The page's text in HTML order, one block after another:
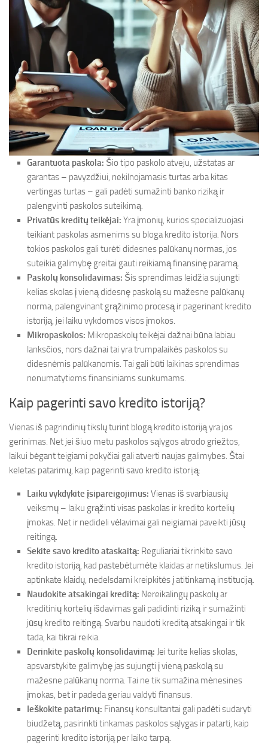
Garantuota paskola: Šio tipo paskolo atveju, užstatas ar
garantas – pavyzdžiui, nekilnojamasis turtas arba kitas
vertingas turtas – gali padėti sumažinti banko riziką ir
palengvinti paskolos suteikimą.
Privatūs kreditų teikėjai: Yra įmonių, kurios specializuojasi
teikiant paskolas asmenims su bloga kredito istorija. Nors
tokios paskolos gali turėti didesnes palūkanų normas, jos
suteikia galimybę greitai gauti reikiamą finansinę paramą.
Paskolų konsolidavimas: Šis sprendimas leidžia sujungti
kelias skolas į vieną didesnę paskolą su mažesne palūkanų
norma, palengvinant grąžinimo procesą ir pagerinant kredito
istoriją, jei laiku vykdomos visos įmokos.
Mikropaskolos: Mikropaskolų teikėjai dažnai būna labiau
lanksčios, nors dažnai tai yra trumpalaikės paskolos su
didesnėmis palūkanomis. Tai gali būti laikinas sprendimas
nenumatytiems finansiniams sunkumams.
Kaip pagerinti savo kredito istoriją?
Vienas iš pagrindinių tikslų turint blogą kredito istoriją yra jos
gerinimas. Net jei šiuo metu paskolos sąlygos atrodo griežtos,
laikui bėgant teigiami pokyčiai gali atverti naujas galimybes. Štai
keletas patarimų, kaip pagerinti savo kredito istoriją:
Laiku vykdykite įsipareigojimus: Vienas iš svarbiausių
veiksmų – laiku grąžinti visas paskolas ir kredito kortelių
įmokas. Net ir nedideli vėlavimai gali neigiamai paveikti jūsų
reitingą.
Sekite savo kredito ataskaitą: Reguliariai tikrinkite savo
kredito istoriją, kad pastebėtumėte klaidas ar netikslumus. Jei
aptinkate klaidų, nedelsdami kreipkitės į atitinkamą instituciją.
Naudokite atsakingai kreditą: Nereikalingų paskolų ar
kreditinių kortelių išdavimas gali padidinti riziką ir sumažinti
jūsų kredito reitingą. Svarbu naudoti kreditą atsakingai ir tik
tada, kai tikrai reikia.
Derinkite paskolų konsolidavimą: Jei turite kelias skolas,
apsvarstykite galimybę jas sujungti į vieną paskolą su
mažesne palūkanų norma. Tai ne tik sumažina mėnesines
įmokas, bet ir padeda geriau valdyti finansus.
Ieškokite patarimų: Finansų konsultantai gali padėti sudaryti
biudžetą, pasirinkti tinkamas paskolos sąlygas ir patarti, kaip
pagerinti kredito istoriją per laiko tarpą.